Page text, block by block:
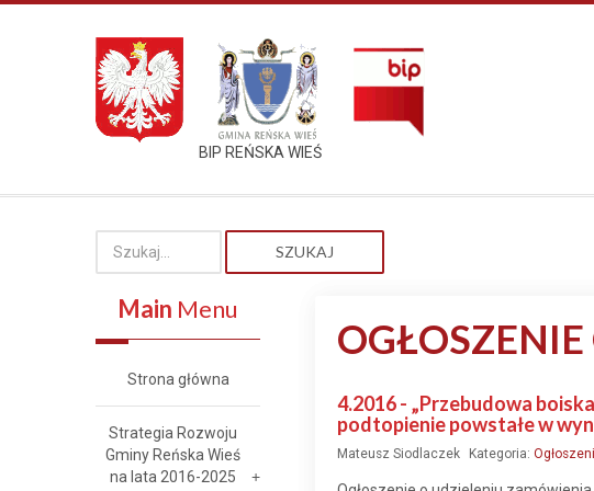
BIP REŃSKA WIEŚ
SZUKAJ
4.2016 - „Przebudowa
podtopienie powstałe w
Mateusz Siodlaczek Kategoria:
Main Menu
Strona główna
Strategia Rozwoju
Gminy Reńska Wieś
na lata 2016-2025